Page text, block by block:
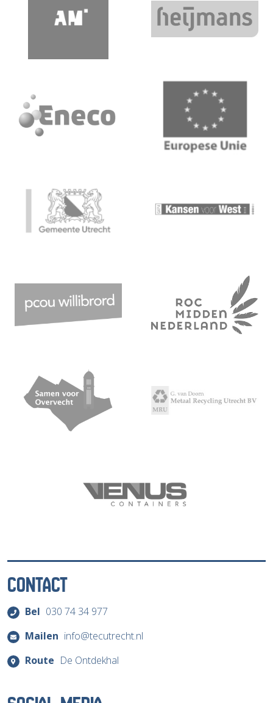
CONTACT
Bel 030 74 34 977
Mailen info@tecutrecht.nl
Route De Ontdekhal